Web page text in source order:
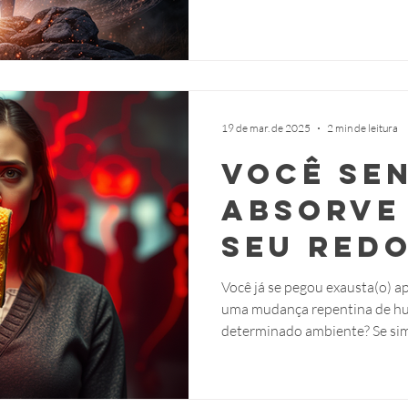
Você
seu
ser uma
​Você já se pegou exausta(o)
uma mudança repentina de
determinado ambiente? Se
19 de mar. de 2025 2 min de leitura